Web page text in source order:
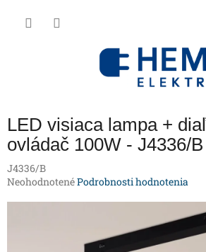
LED visiaca lampa +
ovládač 100W - J4336/B
J4336/B
Priemerné
NeohodnotenéPodrobnosti hodnotenia